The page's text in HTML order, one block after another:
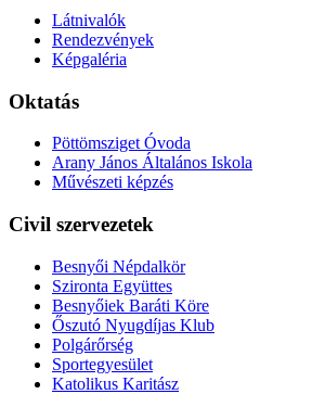
Látnivalók
Rendezvények
Képgaléria
Oktatás
Pöttömsziget Óvoda
Arany János Általános Iskola
Művészeti képzés
Civil szervezetek
Besnyői Népdalkör
Szironta Együttes
Besnyőiek Baráti Köre
Őszutó Nyugdíjas Klub
Polgárőrség
Sportegyesület
Katolikus Karitász